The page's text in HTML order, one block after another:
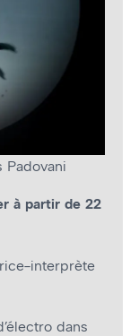
Padovani
à partir de 22
interprète
dans